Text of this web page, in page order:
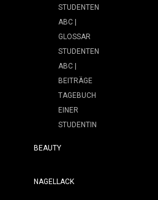
STUDENTEN
ABC |
GLOSSAR
STUDENTEN
ABC |
BEITRÄGE
TAGEBUCH
EINER
STUDENTIN
BEAUTY
NAGELLACK